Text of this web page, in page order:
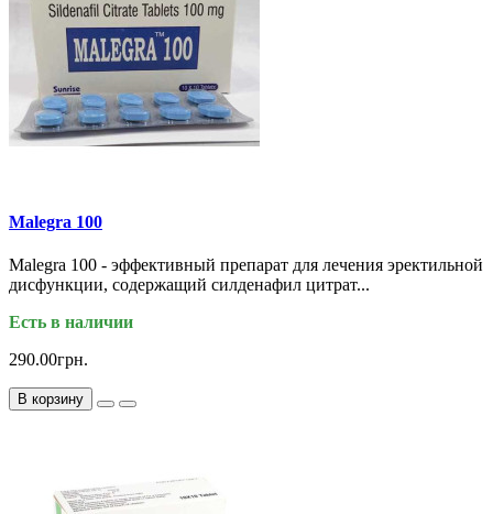
Malegra 100
Malegra 100 - эффективный препарат для лечения эректильной
дисфункции, содержащий силденафил цитрат...
Есть в наличии
290.00грн.
В корзину